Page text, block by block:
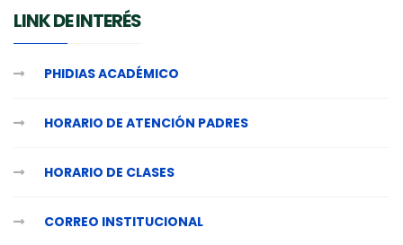
LINK DE INTERÉS
PHIDIAS ACADÉMICO
HORARIO DE ATENCIÓN PADRES
HORARIO DE CLASES
CORREO INSTITUCIONAL